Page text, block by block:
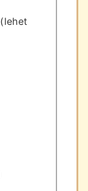
(lehet